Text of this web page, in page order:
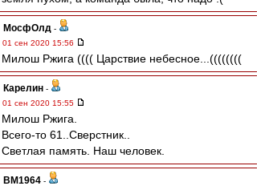
МосфОлд -
01 сен 2020 15:56
Милош Ржига (((( Царствие небесное...((((((((
Карелин -
01 сен 2020 15:55
Милош Ржига.
Всего-то 61..Сверстник..
Светлая память. Наш человек.
BM1964 -